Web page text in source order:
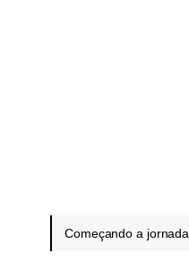
Começando a jornada